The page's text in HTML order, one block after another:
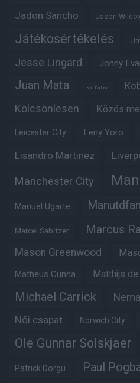
Jadon Sancho Jason
Játékosértékelés
Jesse Lingard Jonny
Juan Mata Karl Darlow
Kölcsönlesen Közös
Leicester City Leny Yoro
Lisandro Martinez
Manchester City
Manuel Ugarte
Marcel Sabitzer Marcus
Mason Greenwood
Matheus Cunha Matthijs
Michael Carrick
Női csapat Norwich City
Ole Gunnar Solskjaer
Patrick Dorgu Paul